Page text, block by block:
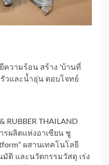
ความร้อน สร้าง ‘บ้านที่
วและน้ำอุ่น ตอบโจทย์
RUBBER THAILAND
รผลิตแห่งอาเซียน ชู
ผสานเทคโนโลยี
ติ และนวัตกรรมวัสดุ เร่ง